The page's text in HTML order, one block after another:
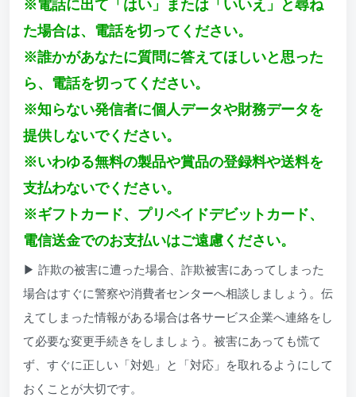
※電話に出て「はい」または「いいえ」と尋ね
た場合は、電話を切ってください。
※誰かがあなたに質問に答えてほしいと思った
ら、電話を切ってください。
※知らない発信者に個人データや財務データを
提供しないでください。
※いわゆる無料の製品や賞品の登録料や送料を
支払わないでください。
※ギフトカード、プリペイドデビットカード、
電信送金でのお支払いはご遠慮ください。
▶ 詐欺の被害に遭った場合、詐欺被害にあってしまった
場合はすぐに警察や消費者センターへ相談しましょう。伝
えてしまった情報がある場合は各サービス企業へ連絡をし
て必要な変更手続きをしましょう。被害にあっても慌て
ず、すぐに正しい「対処」と「対応」を取れるようにして
おくことが大切です。